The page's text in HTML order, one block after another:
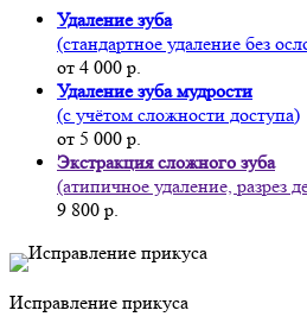
Удаление зуба
(стандартное удаление без
от 4 000 р.
Удаление зуба мудрости
(с учётом сложности доступа)
от 5 000 р.
Экстракция сложного зуба
(атипичное удаление, разрез
9 800 р.
Исправление прикуса